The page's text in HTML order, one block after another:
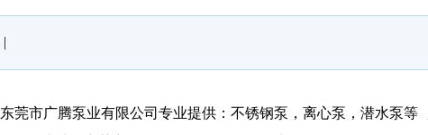
|
东莞市广腾泵业有限公司专业提供：不锈钢泵，离心泵，潜水泵等